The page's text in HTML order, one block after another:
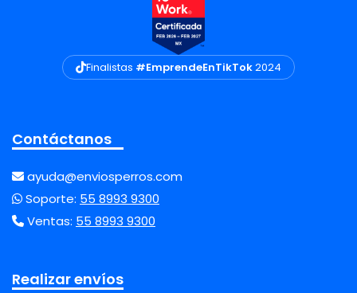
Finalistas #EmprendeEnTikTok2024
Contáctanos
ayuda@enviosperros.com
Soporte: 55 8993 9300
Ventas: 55 8993 9300
Realizar envíos